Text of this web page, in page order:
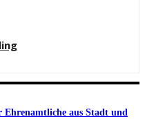
aus Stadt und